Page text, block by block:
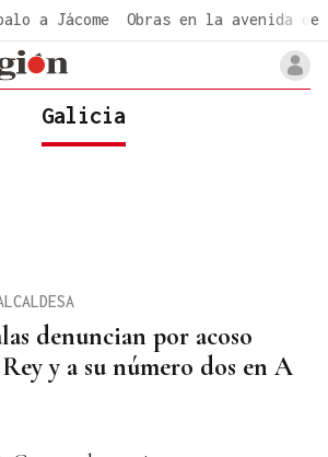
a Jácome Obras en la avenida de
Galicia
denuncian por acoso
y a su número dos en A